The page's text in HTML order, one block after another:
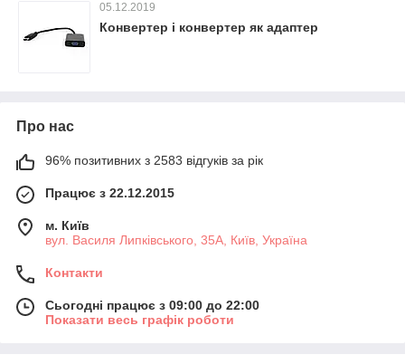
05.12.2019
Конвертер і конвертер як адаптер
Про нас
96% позитивних з 2583 відгуків за рік
Працює з 22.12.2015
м. Київ
вул. Василя Липківського, 35А, Київ, Україна
Контакти
Сьогодні працює з 09:00 до 22:00
Показати весь графік роботи